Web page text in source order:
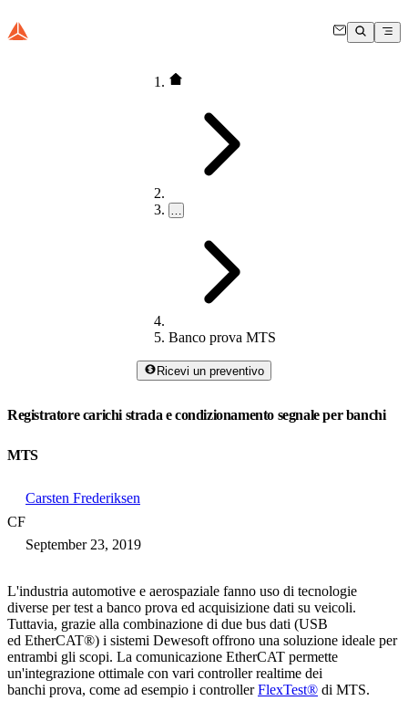
…
Banco prova MTS
Ricevi un preventivo
Registratore carichi strada e condizionamento segnale per banchi
MTS
CF
Carsten Frederiksen
September 23, 2019
L'industria automotive e aerospaziale fanno uso di tecnologie
diverse per test a banco prova ed acquisizione dati su veicoli.
Tuttavia, grazie alla combinazione di due bus dati (USB
ed EtherCAT®) i sistemi Dewesoft offrono una soluzione ideale per
entrambi gli scopi. La comunicazione EtherCAT permette
un'integrazione ottimale con vari controller realtime dei
banchi prova, come ad esempio i controllerFlexTest® di MTS.